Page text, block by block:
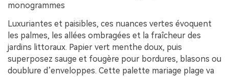
monogrammes
Luxuriantes et paisibles, ces nuances vertes évoquent
les palmes, les allées ombragées et la fraîcheur des
jardins littoraux. Papier vert menthe doux, puis
superposez sauge et fougère pour bordures, blasons ou
doublure d’enveloppes. Cette palette mariage plage va